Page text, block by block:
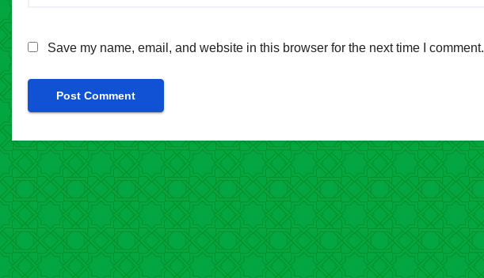
Save my name, email, and website in this browser for the next time I comment.